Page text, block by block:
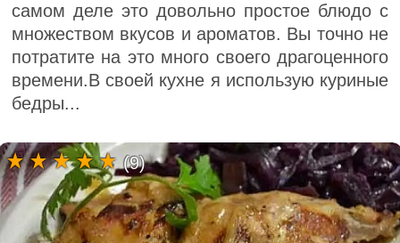
самом деле это довольно простое блюдо с
множеством вкусов и ароматов. Вы точно не
потратите на это много своего драгоценного
времени.В своей кухне я использую куриные
бедры...
(9)